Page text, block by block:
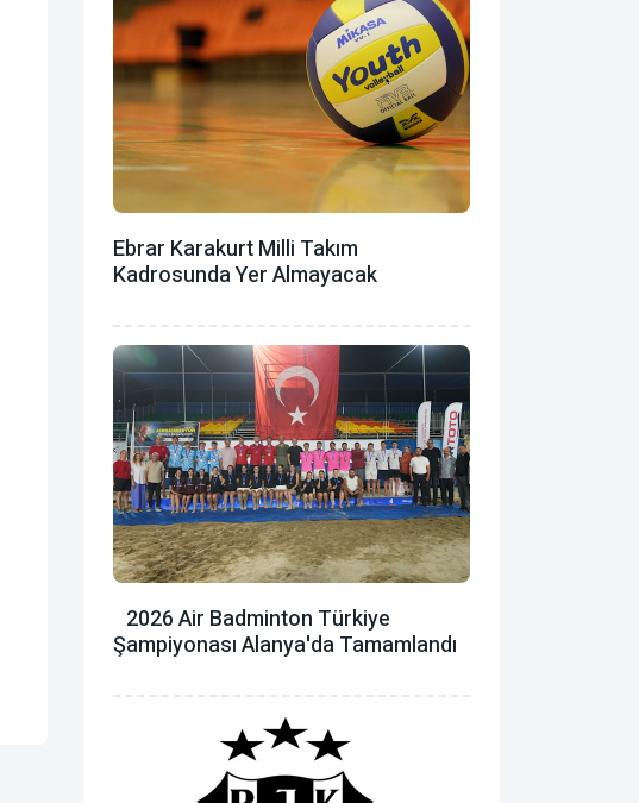
Ebrar Karakurt Milli Takım
Kadrosunda Yer Almayacak
2026 Air Badminton Türkiye
Şampiyonası Alanya'da Tamamlandı